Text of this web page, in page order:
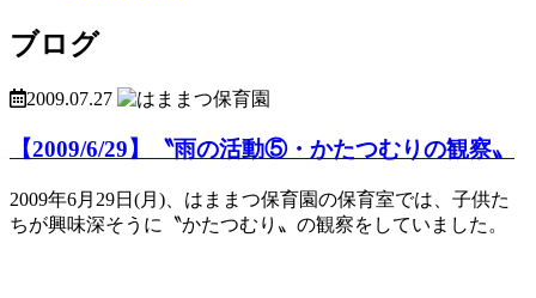
ブログ
2009.07.27
【2009/6/29】〝雨の活動⑤・かたつむりの観察〟
2009年6月29日(月)、はままつ保育園の保育室では、子供た
ちが興味深そうに〝かたつむり〟の観察をしていました。